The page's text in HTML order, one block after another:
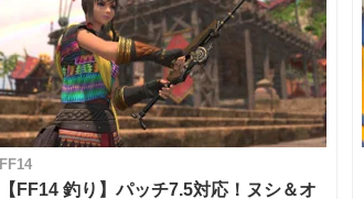
FF14
【FF14 釣り】パッチ7.5対応！ヌシ＆オ